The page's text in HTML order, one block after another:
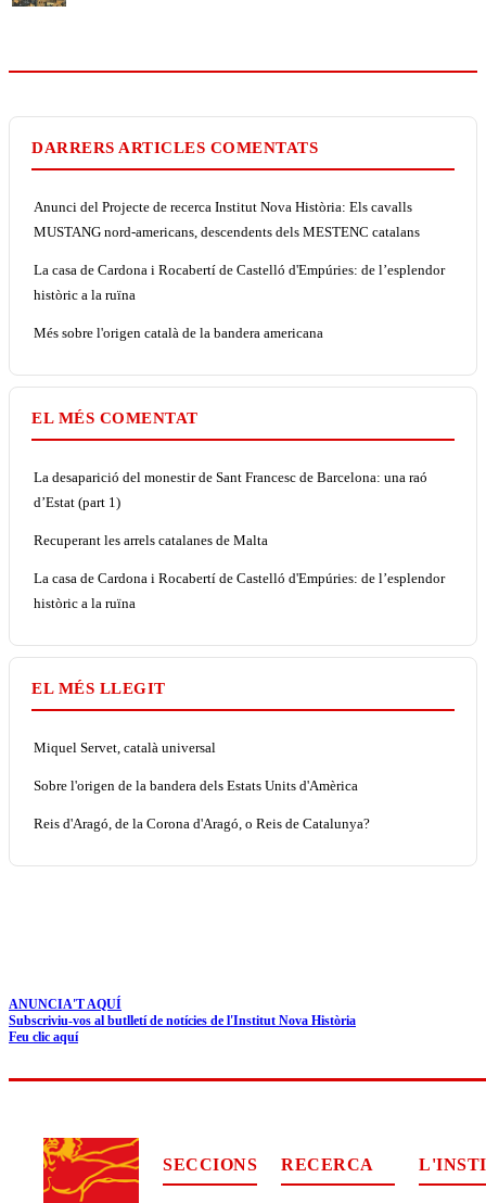
DARRERS ARTICLES COMENTATS
Anunci del Projecte de recerca Institut Nova Història: Els cavalls
MUSTANG nord-americans, descendents dels MESTENC catalans
La casa de Cardona i Rocabertí de Castelló d'Empúries: de l’esplendor
històric a la ruïna
Més sobre l'origen català de la bandera americana
EL MÉS COMENTAT
La desaparició del monestir de Sant Francesc de Barcelona: una raó
d’Estat (part 1)
Recuperant les arrels catalanes de Malta
La casa de Cardona i Rocabertí de Castelló d'Empúries: de l’esplendor
històric a la ruïna
EL MÉS LLEGIT
Miquel Servet, català universal
Sobre l'origen de la bandera dels Estats Units d'Amèrica
Reis d'Aragó, de la Corona d'Aragó, o Reis de Catalunya?
ANUNCIA'T AQUÍ
Subscriviu-vos al butlletí de notícies de l'Institut Nova Història
Feu clic aquí
SECCIONS RECERCA